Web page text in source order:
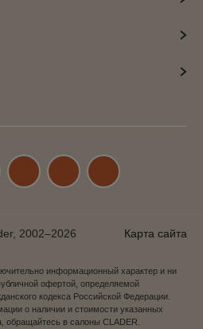
2002–2026 Карта сайта
информационный характер и ни
офертой, определяемой
кодекса Российской Федерации.
о наличии и стоимости указанных
обращайтесь в салоны CLADER.